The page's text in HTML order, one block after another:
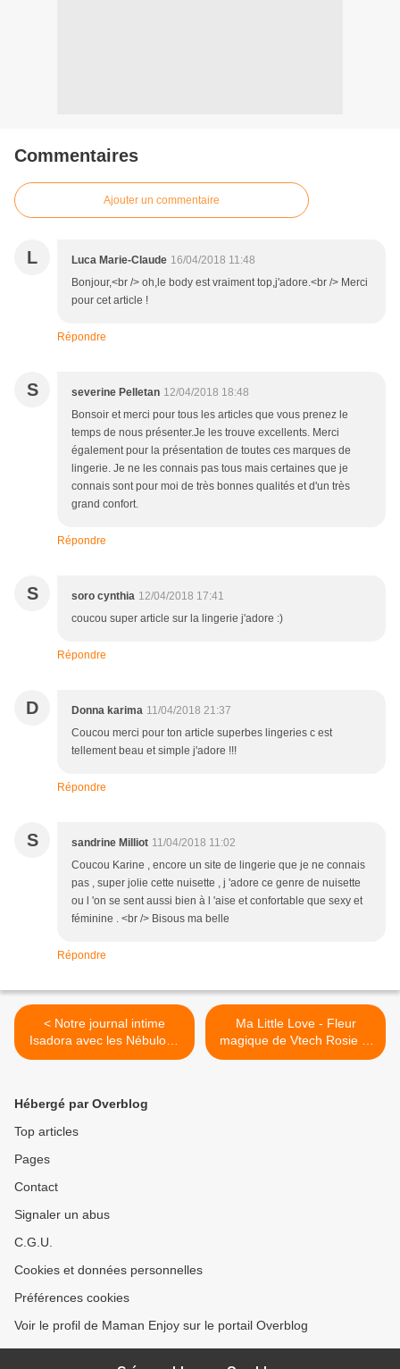
Commentaires
Ajouter un commentaire
L Luca Marie-Claude 16/04/2018 11:48
Bonjour,<br /> oh,le body est vraiment top,j'adore.<br /> Merci
pour cet article !
Répondre
S severine Pelletan 12/04/2018 18:48
Bonsoir et merci pour tous les articles que vous prenez le
temps de nous présenter.Je les trouve excellents. Merci
également pour la présentation de toutes ces marques de
lingerie. Je ne les connais pas tous mais certaines que je
connais sont pour moi de très bonnes qualités et d'un très
grand confort.
Répondre
S soro cynthia 12/04/2018 17:41
coucou super article sur la lingerie j'adore :)
Répondre
D Donna karima 11/04/2018 21:37
Coucou merci pour ton article superbes lingeries c est
tellement beau et simple j'adore !!!
Répondre
S sandrine Milliot 11/04/2018 11:02
Coucou Karine , encore un site de lingerie que je ne connais
pas , super jolie cette nuisette , j 'adore ce genre de nuisette
ou l 'on se sent aussi bien à l 'aise et confortable que sexy et
féminine . <br /> Bisous ma belle
Répondre
< Notre journal intime
Isadora avec les Nébulous
Stars ! En route vers le rêve
Ma Little Love - Fleur
magique de Vtech Rosie la
rose ! >
Hébergé par Overblog
Top articles
Pages
Contact
Signaler un abus
C.G.U.
Cookies et données personnelles
Préférences cookies
Voir le profil de Maman Enjoy sur le portail Overblog